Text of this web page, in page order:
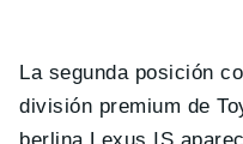
La segunda posición
división premium de